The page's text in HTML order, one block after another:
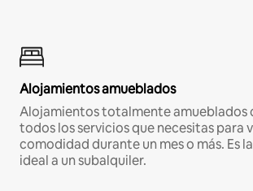
Alojamientos amueblados
Alojamientos totalmente amueblados
todos los servicios que necesitas para
comodidad durante un mes o más. Es
ideal a un subalquiler.